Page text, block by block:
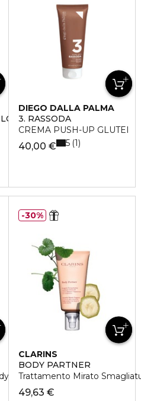
DIEGO DALLA PALMA
3. RASSODA
CREMA PUSH-UP GLUTEI
40,00 € 5 1
Serum
CLARINS
BODY PARTNER
Trattamento Mirato
49,63 €
30%